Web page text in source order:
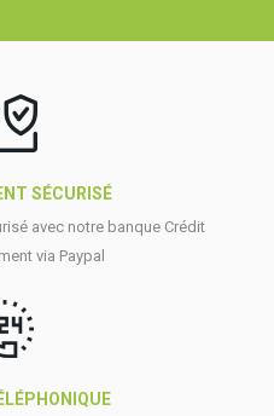
SÉCURISÉ
avec notre banque Crédit
via Paypal